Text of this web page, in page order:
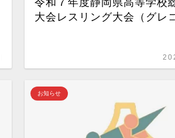
大会レスリング大会（グレ
お知らせ